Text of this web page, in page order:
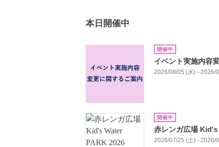
本日開催中
開催中
イベント実施内容
2026/08/05 (水) - 2026/
開催中
赤レンガ広場
2026/07/25 (土) - 2026/